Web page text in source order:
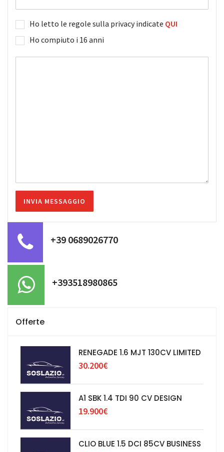
Ho letto le regole sulla privacy indicate QUI
Ho compiuto i 16 anni
+39 0689026770
+393518980865
Offerte
RENEGADE 1.6 MJT 130CV LIMITED
30.200€
A1 SBK 1.4 TDI 90 CV DESIGN
19.900€
CLIO BLUE 1.5 DCI 85CV BUSINESS